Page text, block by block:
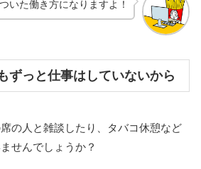
いた働き方になりますよ！
ずっと仕事はしていないから
の人と雑談したり、タバコ休憩など
せんでしょうか？